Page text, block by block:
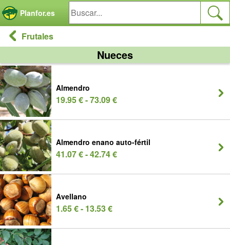
Planfor.es
Frutales
Nueces
Almendro
19.95 € - 73.09 €
Almendro enano auto-fértil
41.07 € - 42.74 €
Avellano
1.65 € - 13.53 €
Panel de gestión de cookies